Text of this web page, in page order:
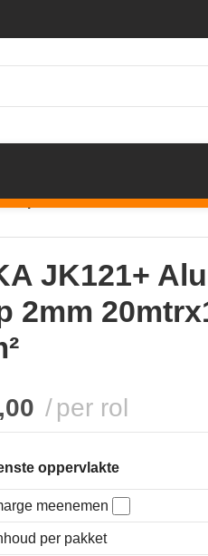
2mm 20mtrx100cm Rol
JK121+
2mm
per rol
oppervlakte
meenemen
per pakket